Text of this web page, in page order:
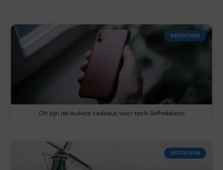
BEDRIJVEN
Dit zijn de leukste cadeaus voor tech-liefhebbers!
BEDRIJVEN